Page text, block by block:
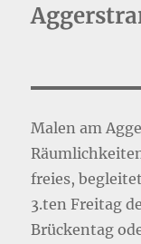
Malen am
freies,
3.ten Freitag
Brückentag